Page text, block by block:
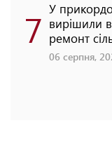
7 У
вирішили
ремонт
06 серпня,